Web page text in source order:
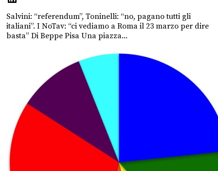
Salvini: “referendum”, Toninelli: “no, pagano tutti gli
italiani”. I NoTav: “ci vediamo a Roma il 23 marzo per dire
basta” Di Beppe Pisa Una piazza...